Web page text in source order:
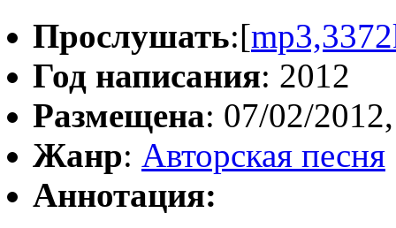
Прослушать:[
Год написания: 2012
Размещена: 07/02/
Жанр: Авторская песня
Аннотация: